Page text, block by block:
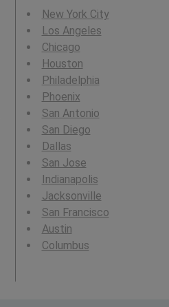
New York City
Los Angeles
Chicago
Houston
Philadelphia
Phoenix
San Antonio
San Diego
Dallas
San Jose
Indianapolis
Jacksonville
San Francisco
Austin
Columbus